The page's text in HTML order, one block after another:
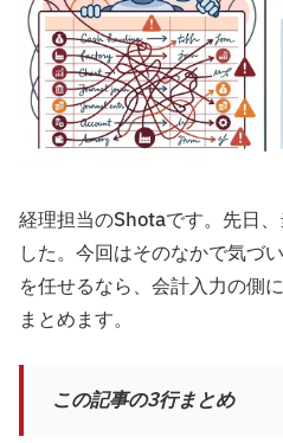
経理担当のShotaです。先日
した。今回はそのなかで気づ
を任せるなら、会計入力の側
まとめます。
この記事の3行まとめ